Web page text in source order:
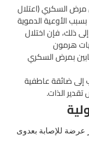
مرض السكري (اعتلال
الأوعية الدموية
ذلك، فإن اختلال
هرمون
بمرض السكري
ضائقة عاطفية
الذات.
عرضة للإصابة بعدوى